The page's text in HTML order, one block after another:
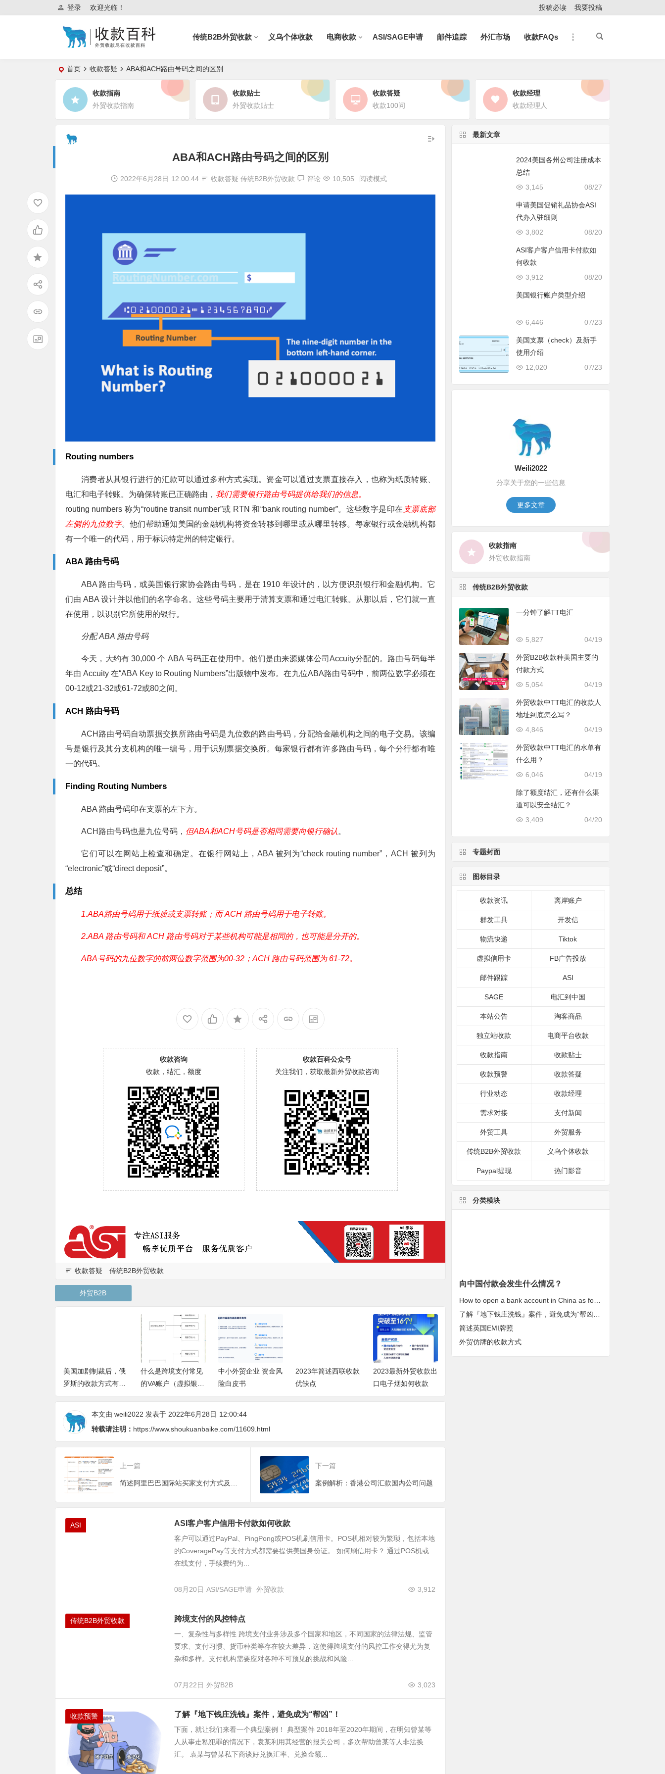
欢迎光临！
登录 投稿必读 我要投稿
传统B2B外贸收款 义乌个体收款 电商收款 ASI/SAGE申请 邮件追踪 外汇市场 收款FAQs
首页 收款答疑 ABA和ACH路由号码之间的区别
收款指南
外贸收款指南
收款贴士
外贸收款贴士
收款答疑
收款100问
收款经理
收款经理人
ABA和ACH路由号码之间的区别
2022年6月28日 12:00:44 收款答疑 传统B2B外贸收款 评论 10,505 阅读模式
Routing numbers
消费者从其银行进行的汇款可以通过多种方式实现。资金可以通过支票直接存入，也称为纸质转账、
电汇和电子转账。为确保转账已正确路由， 我们需要银行路由号码提供给我们的信息。
routing numbers 称为“routine transit number”或 RTN 和“bank routing number”。这些数字是印在 支票底部
左侧的九位数字。他们帮助通知美国的金融机构将资金转移到哪里或从哪里转移。每家银行或金融机构都
有一个唯一的代码，用于标识特定州的特定银行。
ABA 路由号码
ABA 路由号码，或美国银行家协会路由号码，是在 1910 年设计的，以方便识别银行和金融机构。它
们由 ABA 设计并以他们的名字命名。这些号码主要用于清算支票和通过电汇转账。从那以后，它们就一直
在使用，以识别它所使用的银行。
分配 ABA 路由号码
今天，大约有 30,000 个 ABA 号码正在使用中。他们是由来源媒体公司Accuity分配的。路由号码每半
年由 Accuity 在“ABA Key to Routing Numbers”出版物中发布。在九位ABA路由号码中，前两位数字必须在
00-12或21-32或61-72或80之间。
ACH 路由号码
ACH路由号码自动票据交换所路由号码是九位数的路由号码，分配给金融机构之间的电子交易。该编
号是银行及其分支机构的唯一编号，用于识别票据交换所。每家银行都有许多路由号码，每个分行都有唯
一的代码。
Finding Routing Numbers
ABA 路由号码印在支票的左下方。
ACH路由号码也是九位号码， 但ABA和ACH号码是否相同需要向银行确认 。
它们可以在网站上检查和确定。在银行网站上，ABA 被列为“check routing number”，ACH 被列为
“electronic”或“direct deposit”。
总结
1.ABA路由号码用于纸质或支票转账；而 ACH 路由号码用于电子转账。
2.ABA 路由号码和 ACH 路由号码对于某些机构可能是相同的，也可能是分开的。
ABA号码的九位数字的前两位数字范围为00-32；ACH 路由号码范围为 61-72。
收款咨询
收款，结汇，额度
收款百科公众号
关注我们，获取最新外贸收款咨询
收款答疑 传统B2B外贸收款
外贸B2B
美国加剧制裁后，俄
罗斯的收款方式有几
种可行方案
什么是跨境支付常见
的VA账户（虚拟银行
账户）
中小外贸企业 资金风
险白皮书
2023年简述西联收款
优缺点
2023最新外贸收款出
口电子烟如何收款
本文由 weili2022 发表于 2022年6月28日 12:00:44
转载请注明： https://www.shoukuanbaike.com/11609.html
上一篇
简述阿里巴巴国际站买家支付方式及手续费
下一篇
案例解析：香港公司汇款国内公司问题
ASI ASI客户客户信用卡付款如何收款
客户可以通过PayPal、PingPong或POS机刷信用卡。POS机相对较为繁琐，包括本地
的CoveragePay等支付方式都需要提供美国身份证。 如何刷信用卡？ 通过POS机或
在线支付，手续费约为...
08月20日 3,912
ASI/SAGE申请 外贸收款
传统B2B外贸收款 跨境支付的风控特点
一、复杂性与多样性 跨境支付业务涉及多个国家和地区，不同国家的法律法规、监管
要求、支付习惯、货币种类等存在较大差异，这使得跨境支付的风控工作变得尤为复
杂和多样。支付机构需要应对各种不可预见的挑战和风险...
07月22日 3,023
外贸B2B
收款预警 了解『地下钱庄洗钱』案件，避免成为“帮凶”！
下面，就让我们来看一个典型案例！ 典型案件 2018年至2020年期间，在明知曾某等
人从事走私犯罪的情况下，袁某利用其经营的报关公司，多次帮助曾某等人非法换
汇。 袁某与曾某私下商谈好兑换汇率、兑换金额...
最新文章
2024美国各州公司注册成本
总结
08/27
3,145
申请美国促销礼品协会ASI
代办入驻细则
08/20
3,802
ASI客户客户信用卡付款如
何收款
08/20
3,912
美国银行账户类型介绍
07/23
6,446
美国支票（check）及新手
使用介绍
07/23
12,020
Weili2022
分享关于您的一些信息
更多文章
收款指南
外贸收款指南
传统B2B外贸收款
一分钟了解TT电汇
04/19
5,827
外贸B2B收款种美国主要的
付款方式
04/19
5,054
外贸收款中TT电汇的收款人
地址到底怎么写？
04/19
4,846
外贸收款中TT电汇的水单有
什么用？
04/19
6,046
除了额度结汇，还有什么渠
道可以安全结汇？
04/20
3,409
专题封面
图标目录
收款资讯 离岸账户
群发工具 开发信
物流快递 Tiktok
虚拟信用卡 FB广告投放
邮件跟踪 ASI
SAGE 电汇到中国
本站公告 淘客商品
独立站收款 电商平台收款
收款指南 收款贴士
收款预警 收款答疑
行业动态 收款经理
需求对接 支付新闻
外贸工具 外贸服务
传统B2B外贸收款 义乌个体收款
Paypal提现 热门影音
分类模块
向中国付款会发生什么情况？
简述英国EMI牌照
外贸仿牌的收款方式